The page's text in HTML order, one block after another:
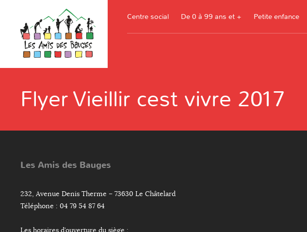
Centre social De 0 à 99 ans et + Petite enfance
assistantes maternelles
Flyer Vieillir cest vivre 2017
Les Amis des Bauges
232, Avenue Denis Therme – 73630 Le Châtelard
Téléphone : 04 79 54 87 64
Les horaires d’ouverture du siège :